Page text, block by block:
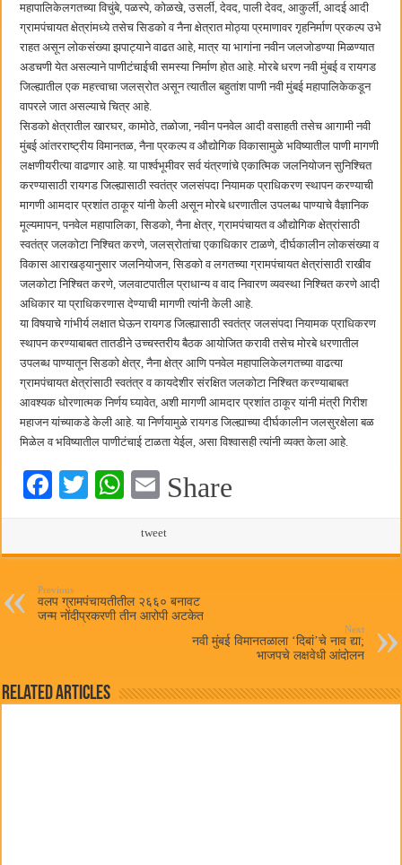
महापालिकेलगतच्या विचुंबे, पळस्पे, कोळखे, उसर्ली, देवद, पाली देवद, आकुर्ली, आदई आदी
ग्रामपंचायत क्षेत्रांमध्ये तसेच सिडको व नैना क्षेत्रात मोठ्या प्रमाणावर गृहनिर्माण प्रकल्प उभे
राहत असून लोकसंख्या झपाट्याने वाढत आहे, मात्र या भागांना नवीन जलजोडण्या मिळण्यात
अडचणी येत असल्याने पाणीटंचाईची समस्या निर्माण होत आहे. मोरबे धरण नवी मुंबई व रायगड
जिल्ह्यातील एक महत्त्वाचा जलस्रोत असून त्यातील बहुतांश पाणी नवी मुंबई महापालिकेकडून
वापरले जात असल्याचे चित्र आहे.
सिडको क्षेत्रातील खारघर, कामोठे, तळोजा, नवीन पनवेल आदी वसाहती तसेच आगामी नवी
मुंबई आंतरराष्ट्रीय विमानतळ, नैना प्रकल्प व औद्योगिक विकासामुळे भविष्यातील पाणी मागणी
लक्षणीयरीत्या वाढणार आहे. या पार्श्वभूमीवर सर्व यंत्रणांचे एकात्मिक जलनियोजन सुनिश्चित
करण्यासाठी रायगड जिल्ह्यासाठी स्वतंत्र जलसंपदा नियामक प्राधिकरण स्थापन करण्याची
मागणी आमदार प्रशांत ठाकूर यांनी केली असून मोरबे धरणातील उपलब्ध पाण्याचे वैज्ञानिक
मूल्यमापन, पनवेल महापालिका, सिडको, नैना क्षेत्र, ग्रामपंचायत व औद्योगिक क्षेत्रांसाठी
स्वतंत्र जलकोटा निश्चित करणे, जलस्रोतांचा एकाधिकार टाळणे, दीर्घकालीन लोकसंख्या व
विकास आराखड्यानुसार जलनियोजन, सिडको व लगतच्या ग्रामपंचायत क्षेत्रांसाठी राखीव
जलकोटा निश्चित करणे, जलवाटपातील प्राधान्य व वाद निवारण व्यवस्था निश्चित करणे आदी
अधिकार या प्राधिकरणास देण्याची मागणी त्यांनी केली आहे.
या विषयाचे गांभीर्य लक्षात घेऊन रायगड जिल्ह्यासाठी स्वतंत्र जलसंपदा नियामक प्राधिकरण
स्थापन करण्याबाबत तातडीने उच्चस्तरीय बैठक आयोजित करावी तसेच मोरबे धरणातील
उपलब्ध पाण्यातून सिडको क्षेत्र, नैना क्षेत्र आणि पनवेल महापालिकेलगतच्या वाढत्या
ग्रामपंचायत क्षेत्रांसाठी स्वतंत्र व कायदेशीर संरक्षित जलकोटा निश्चित करण्याबाबत
आवश्यक धोरणात्मक निर्णय घ्यावेत, अशी मागणी आमदार प्रशांत ठाकूर यांनी मंत्री गिरीश
महाजन यांच्याकडे केली आहे. या निर्णयामुळे रायगड जिल्ह्याच्या दीर्घकालीन जलसुरक्षेला बळ
मिळेल व भविष्यातील पाणीटंचाई टाळता येईल, असा विश्वासही त्यांनी व्यक्त केला आहे.
Fa T
W
ts
pp
E
ail
Share
tweet
Previous
वलप ग्रामपंचायतीतील २६६० बनावट
जन्म नोंदीप्रकरणी तीन आरोपी अटकेत
Next
नवी मुंबई विमानतळाला ‌‘दिबां‌’चे नाव द्या;
भाजपचे लक्षवेधी आंदोलन
Related Articles